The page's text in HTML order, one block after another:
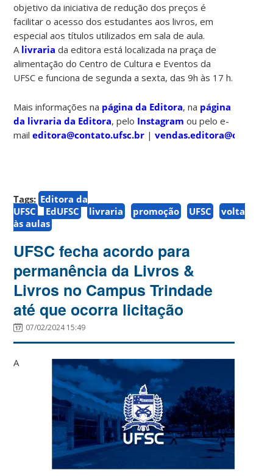
objetivo da iniciativa de redução dos preços é
facilitar o acesso dos estudantes aos livros, em
especial aos títulos utilizados em sala de aula.
A livraria da editora está localizada na praça de
alimentação do Centro de Cultura e Eventos da
UFSC e funciona de segunda a sexta, das 9h às 17 h.
Mais informações na página da Editora, na página
da livraria da Editora, pelo Instagram ou pelo e-
maileditora@contato.ufsc.br |
Tags: Editora da
UFSC
EdUFSC livraria promoção UFSC
volta
às aulas
UFSC fecha acordo para
permanência da Livros &
Livros no Campus Trindade
até que ocorra licitação
07/02/2024 15:49
A